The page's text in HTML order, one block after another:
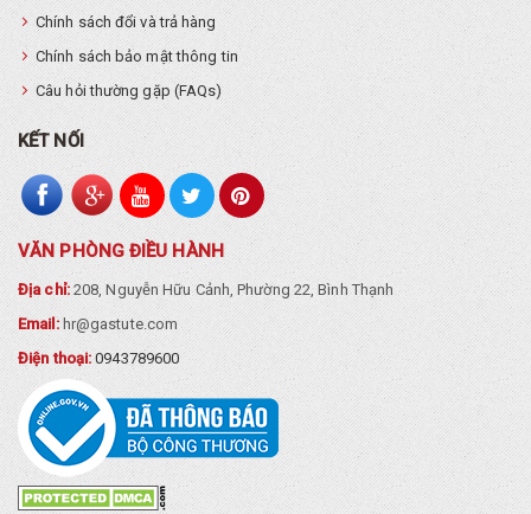
Chính sách đổi và trả hàng
Chính sách bảo mật thông tin
Câu hỏi thường gặp (FAQs)
KẾT NỐI
VĂN PHÒNG ĐIỀU HÀNH
Địa chỉ:208, Nguyễn Hữu Cảnh, Phường 22, Bình Thạnh
Email: hr@gastute.com
Điện thoại:0943789600